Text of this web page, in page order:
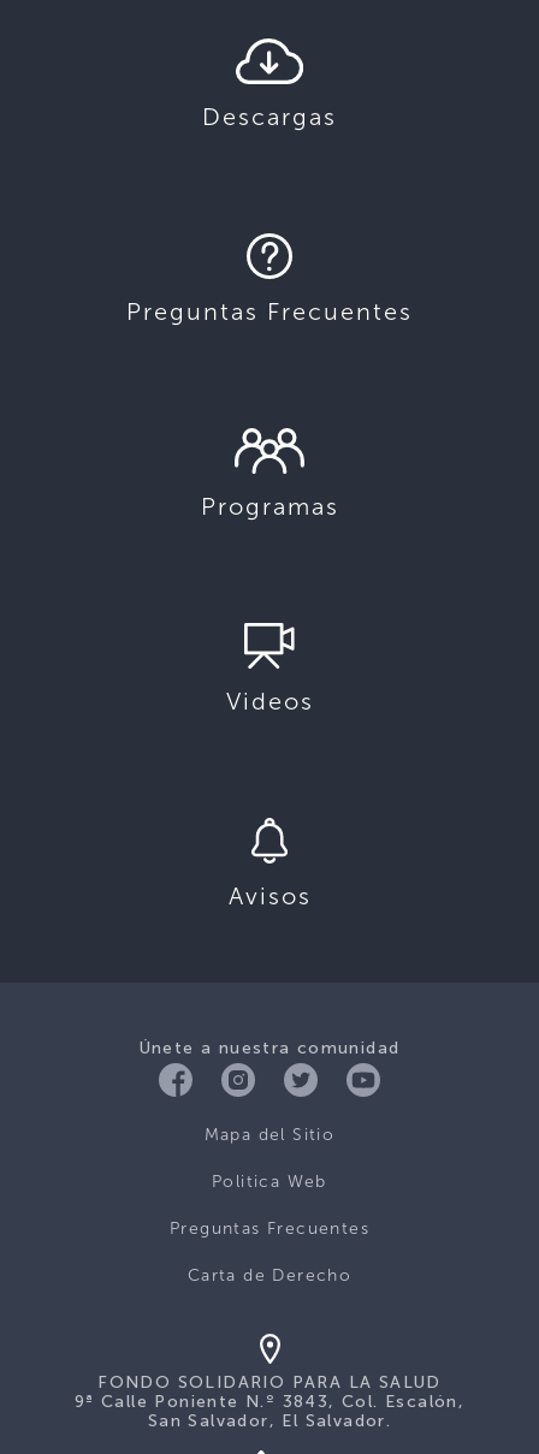
Descargas
Preguntas Frecuentes
Programas
Videos
Avisos
Únete a nuestra comunidad
Mapa del Sitio
Politica Web
Preguntas Frecuentes
Carta de Derecho
FONDO SOLIDARIO PARA LA SALUD
9ª Calle Poniente N.º 3843, Col. Escalón,
San Salvador, El Salvador.